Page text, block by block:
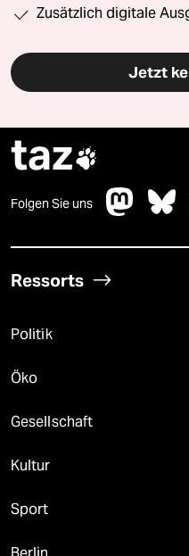
Zusätzlich digitale
Jetzt
taz
Folgen Sie uns
Ressorts
Politik
Öko
Gesellschaft
Kultur
Sport